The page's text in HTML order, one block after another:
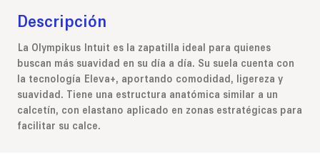
Descripción
La Olympikus Intuit es la zapatilla ideal para quienes
buscan más suavidad en su día a día. Su suela cuenta con
la tecnología Eleva+, aportando comodidad, ligereza y
suavidad. Tiene una estructura anatómica similar a un
calcetín, con elastano aplicado en zonas estratégicas para
facilitar su calce.